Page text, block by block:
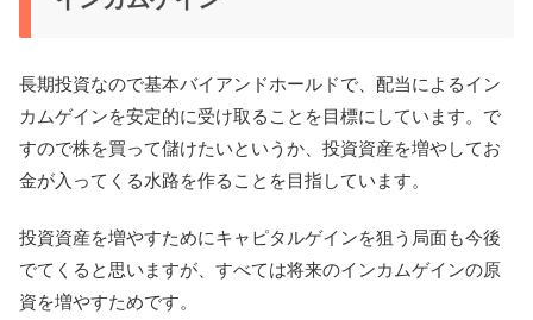
長期投資なので基本バイアンドホールドで、配当によるイン
カムゲインを安定的に受け取ることを目標にしています。で
すので株を買って儲けたいというか、投資資産を増やしてお
金が入ってくる水路を作ることを目指しています。
投資資産を増やすためにキャピタルゲインを狙う局面も今後
でてくると思いますが、すべては将来のインカムゲインの原
資を増やすためです。